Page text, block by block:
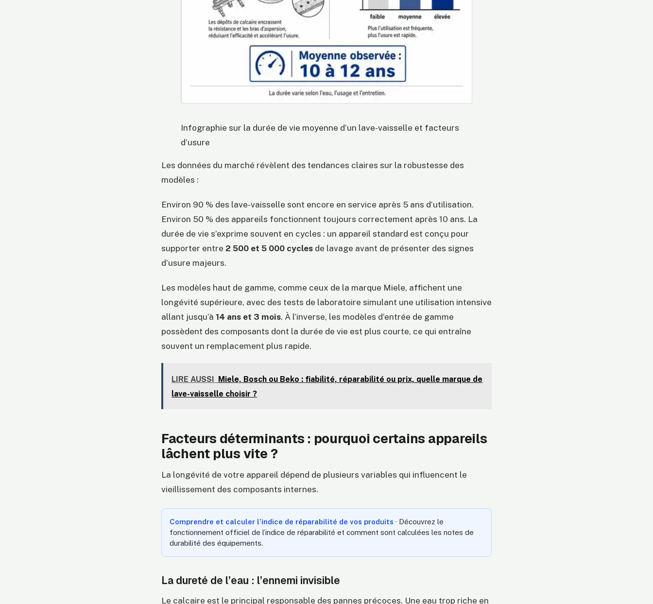
Infographie sur la durée de vie moyenne d’un lave-vaisselle et facteurs
d’usure
Les données du marché révèlent des tendances claires sur la robustesse des
modèles :
Environ 90 % des lave-vaisselle sont encore en service après 5 ans d’utilisation.
Environ 50 % des appareils fonctionnent toujours correctement après 10 ans. La
durée de vie s’exprime souvent en cycles : un appareil standard est conçu pour
supporter entre 2 500 et 5 000 cycles de lavage avant de présenter des signes
d’usure majeurs.
Les modèles haut de gamme, comme ceux de la marque Miele, affichent une
longévité supérieure, avec des tests de laboratoire simulant une utilisation intensive
allant jusqu’à 14 ans et 3 mois. À l’inverse, les modèles d’entrée de gamme
possèdent des composants dont la durée de vie est plus courte, ce qui entraîne
souvent un remplacement plus rapide.
LIRE AUSSI Miele, Bosch ou Beko : fiabilité, réparabilité ou prix, quelle marque de
lave-vaisselle choisir ?
Facteurs déterminants : pourquoi certains appareils
lâchent plus vite ?
La longévité de votre appareil dépend de plusieurs variables qui influencent le
vieillissement des composants internes.
Comprendre et calculer l’indice de réparabilité de vos produits · Découvrez le
fonctionnement officiel de l’indice de réparabilité et comment sont calculées les notes de
durabilité des équipements.
La dureté de l’eau : l’ennemi invisible
Le calcaire est le principal responsable des pannes précoces. Une eau trop riche en